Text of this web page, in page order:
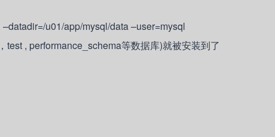
u01/app/mysql/data –user=mysql
, performance_schema等数据库)就被安装到了